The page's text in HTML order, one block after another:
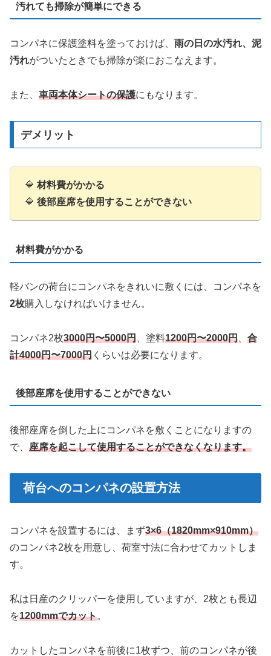
汚れても掃除が簡単にできる
コンパネに保護塗料を塗っておけば、 雨の日の水汚れ、泥
汚れがついたときでも掃除が楽におこなえます。
また、 車両本体シートの保護にもなります。
デメリット
🔷 材料費がかかる
🔷 後部座席を使用することができない
材料費がかかる
軽バンの荷台にコンパネをきれいに敷くには、コンパネを
2枚購入しなければいけません。
コンパネ2枚3000円〜5000円 、塗料1200円〜2000円
合
計4000円〜7000円 くらいは必要になります。
後部座席を使用することができない
後部座席を倒した上にコンパネを敷くことになりますの
で、 座席を起こして使用することができなくなります。
荷台へのコンパネの設置方法
コンパネを設置するには、まず3×6（1820mm×910mm）
のコンパネ2枚を用意し、荷室寸法に合わせてカットしま
す。
私は日産のクリッパーを使用していますが、2枚とも長辺
を1200mmでカット。
カットしたコンパネを前後に1枚ずつ、前のコンパネが後